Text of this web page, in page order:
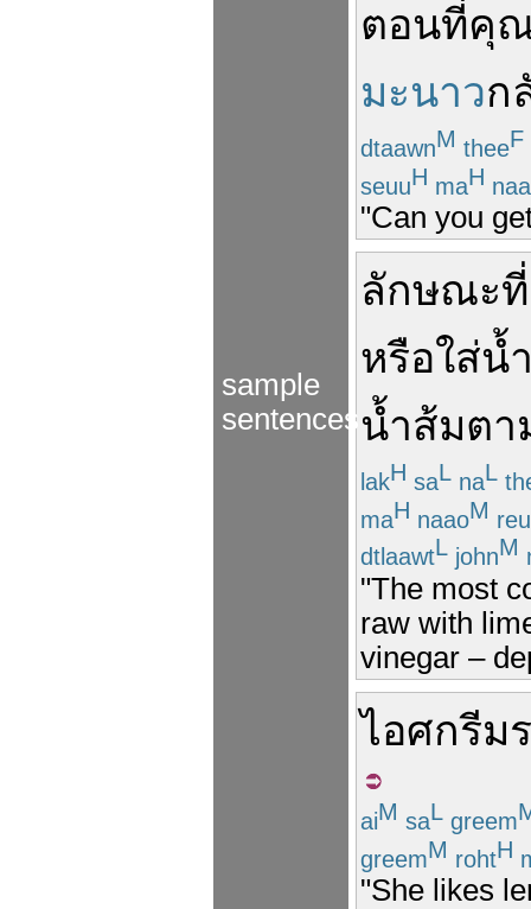
sample
sentences
ตอนที่คุ
มะนาวก
dtaawnM theeF
seuuH maH
"Can you
ลักษณะที่
หรือใส่น้
น้ำส้มตา
lakH saL naL
maH naaoM
dtlaawtL johnM
"The most
raw with
vinegar –
ไอศกรีม
aiM saL greem
greemM rohtH
"She likes